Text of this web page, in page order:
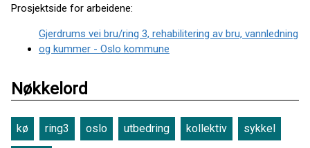
Prosjektside for arbeidene:
Gjerdrums vei bru/ring 3, rehabilitering av bru, vannledning
og kummer - Oslo kommune
Nøkkelord
kø ring3 oslo utbedring kollektiv sykkel